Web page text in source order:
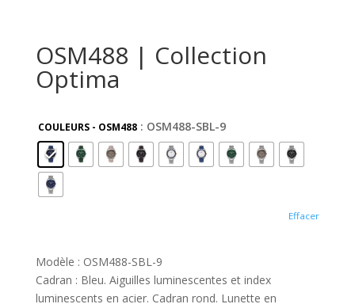
OSM488 | Collection
Optima
COULEURS - OSM488 : OSM488-SBL-9
Effacer
Modèle : OSM488-SBL-9
Cadran : Bleu. Aiguilles luminescentes et index
luminescents en acier. Cadran rond. Lunette en